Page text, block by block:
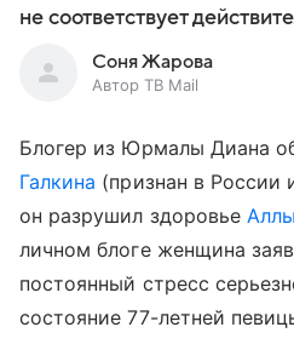
не соответствует
Соня Жарова
Автор ТВ Mail
Блогер из Юрмалы Диана
Галкина (признан в России
он разрушил здоровье
личном блоге женщина
постоянный стресс
состояние 77-летней